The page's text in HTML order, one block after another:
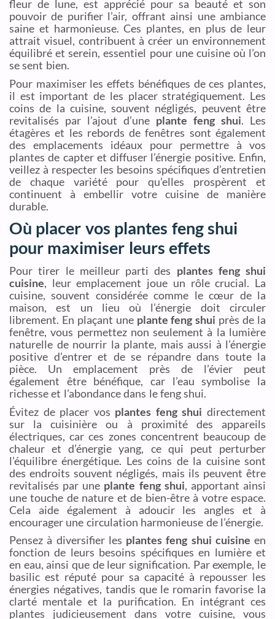
fleur de lune, est apprécié pour sa beauté et son
pouvoir de purifier l’air, offrant ainsi une ambiance
saine et harmonieuse. Ces plantes, en plus de leur
attrait visuel, contribuent à créer un environnement
équilibré et serein, essentiel pour une cuisine où l’on
se sent bien.
Pour maximiser les effets bénéfiques de ces plantes,
il est important de les placer stratégiquement. Les
coins de la cuisine, souvent négligés, peuvent être
revitalisés par l’ajout d’une plante feng shui. Les
étagères et les rebords de fenêtres sont également
des emplacements idéaux pour permettre à vos
plantes de capter et diffuser l’énergie positive. Enfin,
veillez à respecter les besoins spécifiques d’entretien
de chaque variété pour qu’elles prospèrent et
continuent à embellir votre cuisine de manière
durable.
Où placer vos plantes feng shui
pour maximiser leurs effets
Pour tirer le meilleur parti des plantes feng shui
cuisine, leur emplacement joue un rôle crucial. La
cuisine, souvent considérée comme le cœur de la
maison, est un lieu où l’énergie doit circuler
librement. En plaçant une plante feng shui près de la
fenêtre, vous permettez non seulement à la lumière
naturelle de nourrir la plante, mais aussi à l’énergie
positive d’entrer et de se répandre dans toute la
pièce. Un emplacement près de l’évier peut
également être bénéfique, car l’eau symbolise la
richesse et l’abondance dans le feng shui.
Évitez de placer vos plantes feng shui directement
sur la cuisinière ou à proximité des appareils
électriques, car ces zones concentrent beaucoup de
chaleur et d’énergie yang, ce qui peut perturber
l’équilibre énergétique. Les coins de la cuisine sont
des endroits souvent négligés, mais ils peuvent être
revitalisés par une plante feng shui, apportant ainsi
une touche de nature et de bien-être à votre espace.
Cela aide également à adoucir les angles et à
encourager une circulation harmonieuse de l’énergie.
Pensez à diversifier les plantes feng shui cuisine en
fonction de leurs besoins spécifiques en lumière et
en eau, ainsi que de leur signification. Par exemple, le
basilic est réputé pour sa capacité à repousser les
énergies négatives, tandis que le romarin favorise la
clarté mentale et la purification. En intégrant ces
plantes judicieusement dans votre cuisine, vous